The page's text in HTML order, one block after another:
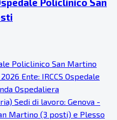
Policlinico San
Policlinico San Martino
Ente: IRCCS Ospedale
Ospedaliera
Sedi di lavoro: Genova -
Martino (3 posti) e Plesso